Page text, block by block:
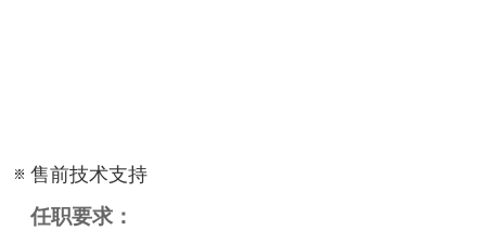
售前技术支持
任职要求：